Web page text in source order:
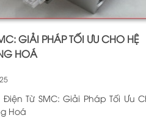
GIẢI PHÁP TỐI ƯU CHO HỆ
HOÁ
Điện Từ SMC: Giải Pháp Tối Ưu
Hoá